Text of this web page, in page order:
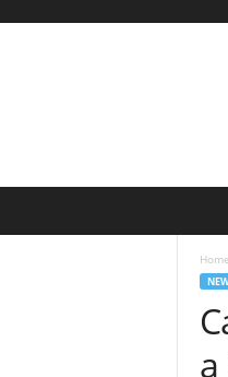
Home